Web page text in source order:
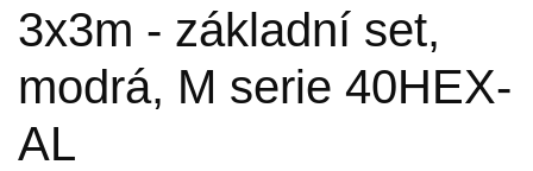
3x3m - základní set,
modrá, M serie 40HEX-
AL